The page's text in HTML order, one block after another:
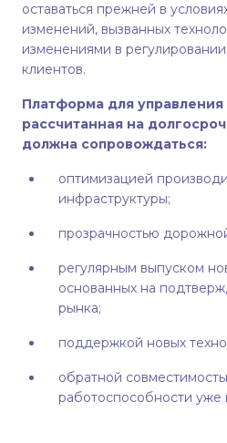
оставаться прежней в
изменений, вызванных
изменениями в
клиентов.
Платформа для управления
рассчитанная на
должна сопровождаться:
оптимизацией
инфраструктуры;
прозрачностью
регулярным выпуском
основанных на
рынка;
поддержкой новых
обратной
работоспособности